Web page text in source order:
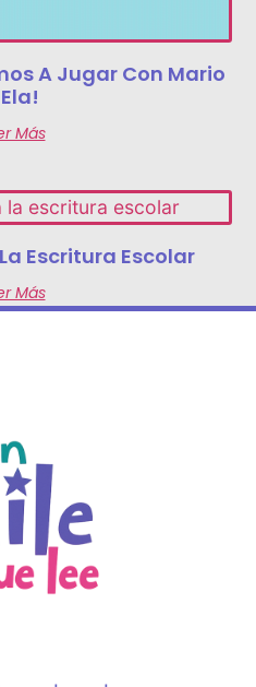
A Jugar Con Mario
Más
Escritura Escolar
Más